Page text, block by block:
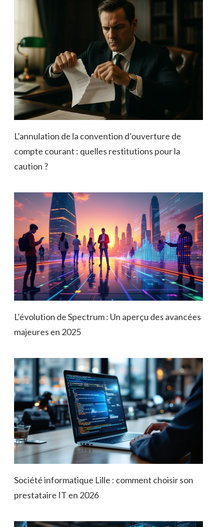
L’annulation de la convention d’ouverture de
compte courant : quelles restitutions pour la
caution ?
L’évolution de Spectrum : Un aperçu des avancées
majeures en 2025
Société informatique Lille : comment choisir son
prestataire IT en 2026